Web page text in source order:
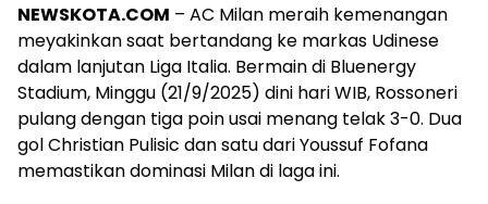
NEWSKOTA.COM – AC Milan meraih kemenangan
meyakinkan saat bertandang ke markas Udinese
dalam lanjutan Liga Italia. Bermain di Bluenergy
Stadium, Minggu (21/9/2025) dini hari WIB, Rossoneri
pulang dengan tiga poin usai menang telak 3-0. Dua
gol Christian Pulisic dan satu dari Youssuf Fofana
memastikan dominasi Milan di laga ini.